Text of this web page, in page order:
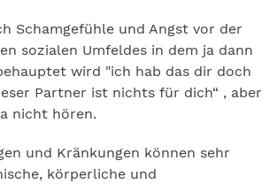
Schamgefühle und Angst vor der
sozialen Umfeldes in dem ja dann
wird "ich hab das dir doch
Partner ist nichts für dich“ , aber
nicht hören.
und Kränkungen können sehr
körperliche und